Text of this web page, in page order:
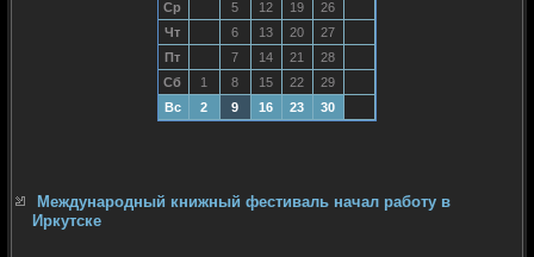
Ср
5 12 19
26
Чт
6 13 20
27
Пт
7 14 21
28
Сб
1 8 15 22
29
Вс
2 9 16 23 30
Международный книжный фестиваль начал работу в
Иркутске